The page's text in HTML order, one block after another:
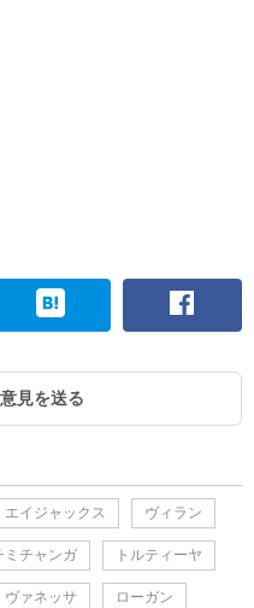
見を送る
エイジャックス ヴィラン
ミチャンガ トルティーヤ
ヴァネッサ ローガン